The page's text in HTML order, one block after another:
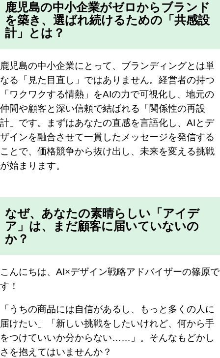
鹿児島の中小企業がゼロからブランド
を築き、選ばれ続けるための「共感設
計」とは？
鹿児島の中小企業にとって、ブランディングとは単
なる「見た目直し」ではありません。経営者の持つ
「ワクワクする情熱」をAIの力で可視化し、地元の
仲間や顧客と深い信頼で結ばれる「関係性の再設
計」です。まずはあなたの直感を言語化し、AIとデ
ザインを融合させて一貫したメッセージを発信する
ことで、価格競争から抜け出し、未来を変える挑戦
が始まります。
なぜ、あなたの素晴らしい「アイデ
ア」は、まだ顧客に届いていないの
か？
こんにちは、AI×デザイン戦略アドバイザーの篠原で
す！
「うちの商品には自信があるし、もっと多くの人に
届けたい」「新しい挑戦をしたいけれど、何から手
をつけていいか分からない……」。そんなもどかし
さを抱えてはいませんか？